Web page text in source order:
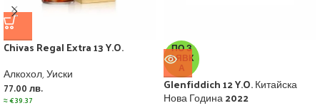
Chivas Regal Extra 13 Y.O.
Алкохол,Уиски
77.00 лв.
≈€39.37
ПО З
АЯВК
А
Glenfiddich 12 Y.O. Китайска
Нова Година 2022